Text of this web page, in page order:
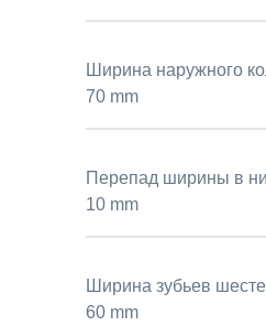
Ширина наружного
70 mm
Перепад ширины в
10 mm
Ширина зубьев
60 mm